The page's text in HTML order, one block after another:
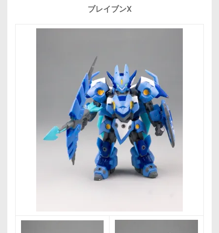
ブレイブンX